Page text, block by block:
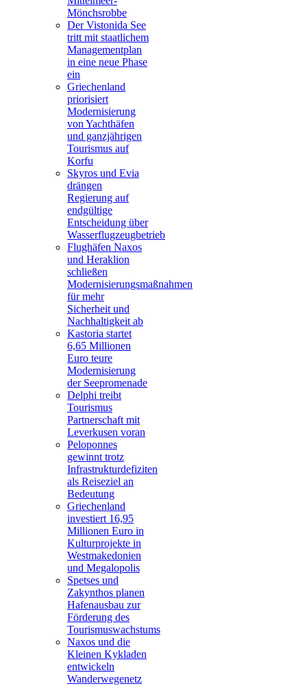
Mönchsrobbe
Der Vistonida See
tritt mit staatlichem
Managementplan
in eine neue Phase
ein
Griechenland
priorisiert
Modernisierung
von Yachthäfen
und ganzjährigen
Tourismus auf
Korfu
Skyros und Evia
drängen
Regierung auf
endgültige
Entscheidung über
Wasserflugzeugbetrieb
Flughäfen Naxos
und Heraklion
schließen
Modernisierungsmaßnahmen
für mehr
Sicherheit und
Nachhaltigkeit ab
Kastoria startet
6,65 Millionen
Euro teure
Modernisierung
der Seepromenade
Delphi treibt
Tourismus
Partnerschaft mit
Leverkusen voran
Peloponnes
gewinnt trotz
Infrastrukturdefiziten
als Reiseziel an
Bedeutung
Griechenland
investiert 16,95
Millionen Euro in
Kulturprojekte in
Westmakedonien
und Megalopolis
Spetses und
Zakynthos planen
Hafenausbau zur
Förderung des
Tourismuswachstums
Naxos und die
Kleinen Kykladen
entwickeln
Wanderwegenetz